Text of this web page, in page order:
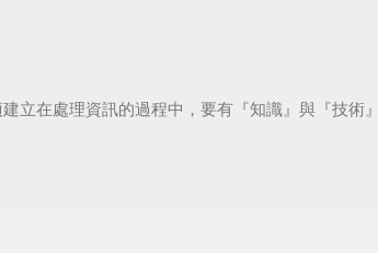
建立在處理資訊的過程中，要有『知識』與『技術